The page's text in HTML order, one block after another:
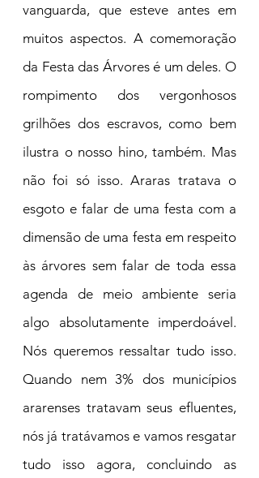
vanguarda, que esteve antes em
muitos aspectos. A comemoração
da Festa das Árvores é um deles. O
rompimento dos vergonhosos
grilhões dos escravos, como bem
ilustra o nosso hino, também. Mas
não foi só isso. Araras tratava o
esgoto e falar de uma festa com a
dimensão de uma festa em respeito
às árvores sem falar de toda essa
agenda de meio ambiente seria
algo absolutamente imperdoável.
Nós queremos ressaltar tudo isso.
Quando nem 3% dos municípios
ararenses tratavam seus efluentes,
nós já tratávamos e vamos resgatar
tudo isso agora, concluindo as